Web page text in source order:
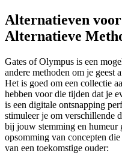
Alternatieven
Alternatieve
Gates of Olympus is een
andere methoden om je geest
Het is goed om een collectie
hebben voor die tijden dat je
is een digitale ontsnapping
stimuleer je om verschillende
bij jouw stemming en humeur
opsomming van concepten
van een toekomstige ouder: